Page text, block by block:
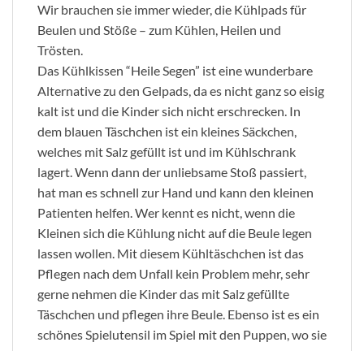
Wir brauchen sie immer wieder, die Kühlpads für
Beulen und Stöße – zum Kühlen, Heilen und
Trösten.
Das Kühlkissen “Heile Segen” ist eine wunderbare
Alternative zu den Gelpads, da es nicht ganz so eisig
kalt ist und die Kinder sich nicht erschrecken. In
dem blauen Täschchen ist ein kleines Säckchen,
welches mit Salz gefüllt ist und im Kühlschrank
lagert. Wenn dann der unliebsame Stoß passiert,
hat man es schnell zur Hand und kann den kleinen
Patienten helfen. Wer kennt es nicht, wenn die
Kleinen sich die Kühlung nicht auf die Beule legen
lassen wollen. Mit diesem Kühltäschchen ist das
Pflegen nach dem Unfall kein Problem mehr, sehr
gerne nehmen die Kinder das mit Salz gefüllte
Täschchen und pflegen ihre Beule. Ebenso ist es ein
schönes Spielutensil im Spiel mit den Puppen, wo sie